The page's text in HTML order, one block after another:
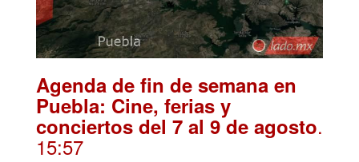
Agenda de fin de semana en
Puebla: Cine, ferias y
conciertos del 7 al 9 de agosto.
15:57